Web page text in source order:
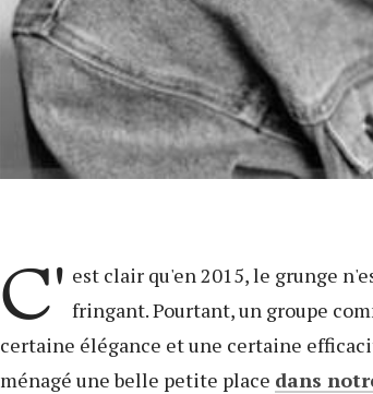
C' est clair qu'en 2015, le grunge
fringant. Pourtant, un groupe
certaine élégance et une certaine
ménagé une belle petite place dans